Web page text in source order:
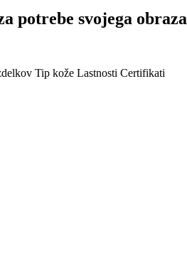
potrebe svojega obraza
Tip kože Lastnosti Certifikati